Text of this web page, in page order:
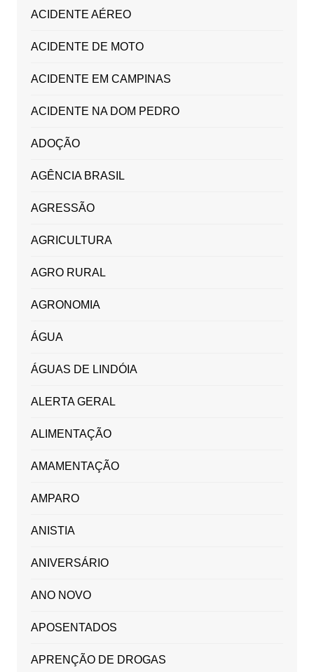
ACIDENTE AÉREO
ACIDENTE DE MOTO
ACIDENTE EM CAMPINAS
ACIDENTE NA DOM PEDRO
ADOÇÃO
AGÊNCIA BRASIL
AGRESSÃO
AGRICULTURA
AGRO RURAL
AGRONOMIA
ÁGUA
ÁGUAS DE LINDÓIA
ALERTA GERAL
ALIMENTAÇÃO
AMAMENTAÇÃO
AMPARO
ANISTIA
ANIVERSÁRIO
ANO NOVO
APOSENTADOS
APRENÇÃO DE DROGAS